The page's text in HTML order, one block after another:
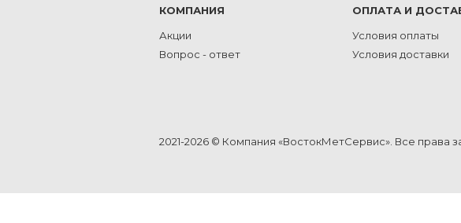
КОМПАНИЯ
Акции
Вопрос - ответ
ОПЛАТА И
Условия оплаты
Условия доставки
2021-2026 © Компания «ВостокМетСервис». Все права